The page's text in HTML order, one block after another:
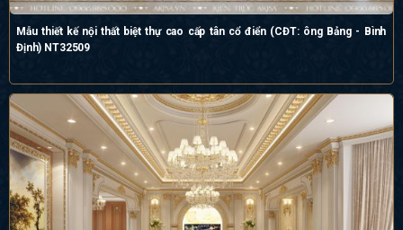
Mẫu thiết kế nội thất biệt thự cao cấp tân cổ điển (CĐT: ông Bảng - Bình
Định) NT32509